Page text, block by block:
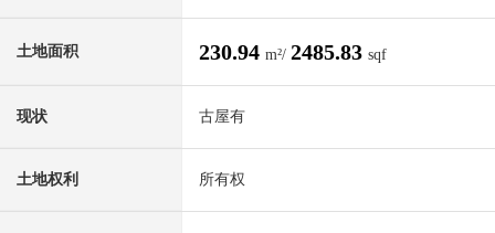
土地面积 230.94 m²/ 2485.83 sqf
现状 古屋有
土地权利 所有权